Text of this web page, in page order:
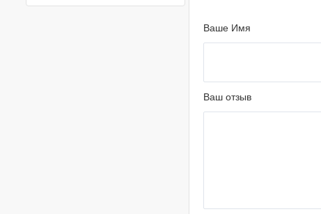
Ваше Имя
Ваш отзыв